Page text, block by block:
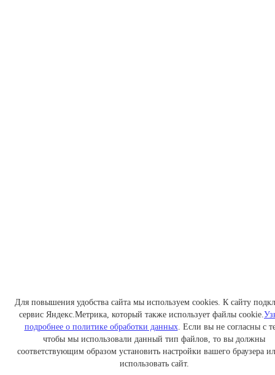
Для повышения удобства сайта мы используем cookies. К сайту
сервис Яндекс.Метрика, который также использует файлы cookie.
подробнее о политике обработки данных. Если вы не согласны с
чтобы мы использовали данный тип файлов, то вы должны
соответствующим образом установить настройки вашего браузера
использовать сайт.